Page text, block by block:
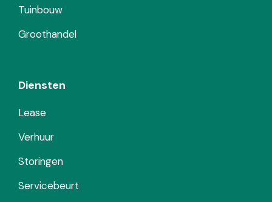
Tuinbouw
Groothandel
Diensten
Lease
Verhuur
Storingen
Servicebeurt